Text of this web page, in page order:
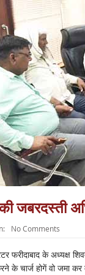
जबरदस्ती
No Comments
फरीदाबाद के अध्यक्ष
के चार्ज होगें वो जमा